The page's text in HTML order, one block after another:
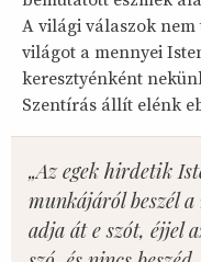
A világi válaszok
világot a mennyei
keresztyénként
Szentírás állít elénk
„Az egek hirdetik
munkájáról beszél
adja át e szót, éjjel